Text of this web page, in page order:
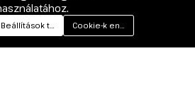
Beállítások testreszabásaCookie-k engedélyezése